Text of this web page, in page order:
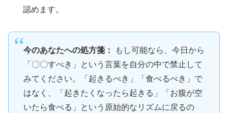
認めます。
今のあなたへの処方箋：
もし可能なら、今日から
「〇〇すべき」という言葉を自分の中で禁止して
みてください。「起きるべき」「食べるべき」で
はなく、「起きたくなったら起きる」「お腹が空
いたら食べる」という原始的なリズムに戻るの